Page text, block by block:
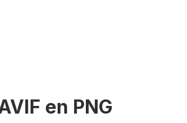
en PNG